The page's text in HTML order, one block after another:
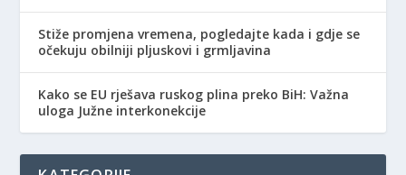
Stiže promjena vremena, pogledajte kada i gdje se
očekuju obilniji pljuskovi i grmljavina
Kako se EU rješava ruskog plina preko BiH: Važna
uloga Južne interkonekcije